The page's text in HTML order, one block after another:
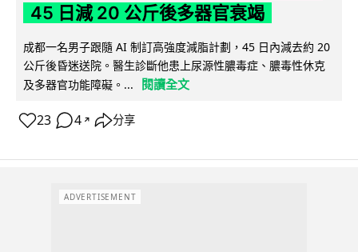
45 日減 20 公斤後多器官衰竭
成都一名男子跟隨 AI 制訂高強度減脂計劃，45 日內減去約 20
公斤後昏迷送院。醫生診斷他患上尿源性膿毒症、膿毒性休克
及多器官功能障礙。...
閱讀全文
23 4 ↗ 分享
ADVERTISEMENT